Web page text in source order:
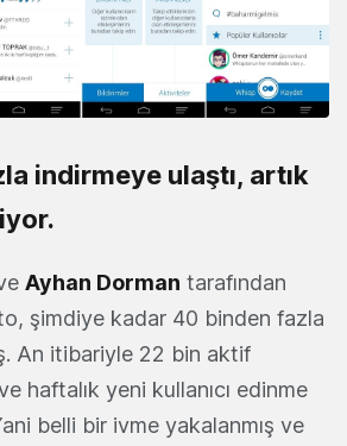
indirmeye ulaştı, artık
Ayhan Dorman tarafından
şimdiye kadar 40 binden fazla
An itibariyle 22 bin aktif
haftalık yeni kullanıcı edinme
belli bir ivme yakalanmış ve